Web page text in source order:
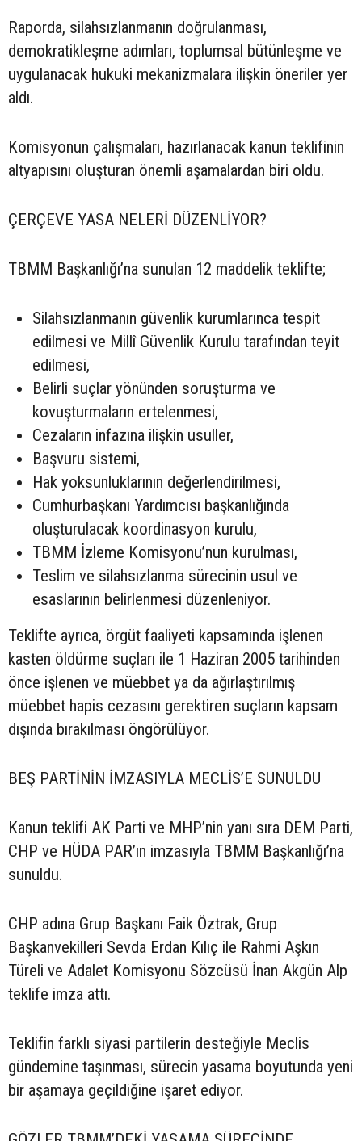
Raporda, silahsızlanmanın doğrulanması,
demokratikleşme adımları, toplumsal bütünleşme ve
uygulanacak hukuki mekanizmalara ilişkin öneriler yer
aldı.
Komisyonun çalışmaları, hazırlanacak kanun teklifinin
altyapısını oluşturan önemli aşamalardan biri oldu.
ÇERÇEVE YASA NELERİ DÜZENLİYOR?
TBMM Başkanlığı’na sunulan 12 maddelik teklifte;
Silahsızlanmanın güvenlik kurumlarınca tespit
edilmesi ve Millî Güvenlik Kurulu tarafından teyit
edilmesi,
Belirli suçlar yönünden soruşturma ve
kovuşturmaların ertelenmesi,
Cezaların infazına ilişkin usuller,
Başvuru sistemi,
Hak yoksunluklarının değerlendirilmesi,
Cumhurbaşkanı Yardımcısı başkanlığında
oluşturulacak koordinasyon kurulu,
TBMM İzleme Komisyonu’nun kurulması,
Teslim ve silahsızlanma sürecinin usul ve
esaslarının belirlenmesi düzenleniyor.
Teklifte ayrıca, örgüt faaliyeti kapsamında işlenen
kasten öldürme suçları ile 1 Haziran 2005 tarihinden
önce işlenen ve müebbet ya da ağırlaştırılmış
müebbet hapis cezasını gerektiren suçların kapsam
dışında bırakılması öngörülüyor.
BEŞ PARTİNİN İMZASIYLA MECLİS’E SUNULDU
Kanun teklifi AK Parti ve MHP’nin yanı sıra DEM Parti,
CHP ve HÜDA PAR’ın imzasıyla TBMM Başkanlığı’na
sunuldu.
CHP adına Grup Başkanı Faik Öztrak, Grup
Başkanvekilleri Sevda Erdan Kılıç ile Rahmi Aşkın
Türeli ve Adalet Komisyonu Sözcüsü İnan Akgün Alp
teklife imza attı.
Teklifin farklı siyasi partilerin desteğiyle Meclis
gündemine taşınması, sürecin yasama boyutunda yeni
bir aşamaya geçildiğine işaret ediyor.